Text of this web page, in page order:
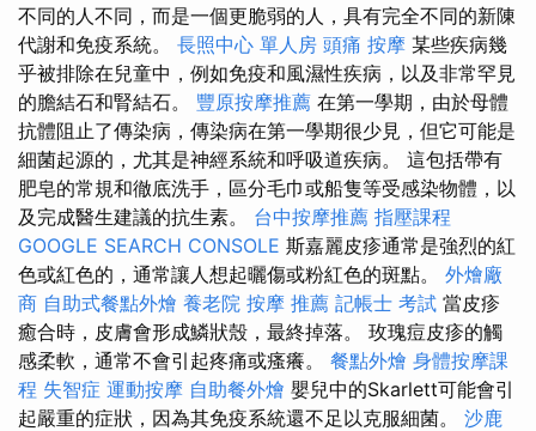
不同的人不同，而是一個更脆弱的人，具有完全不同的新陳
代謝和免疫系統。 長照中心 單人房 頭痛 按摩 某些疾病幾
乎被排除在兒童中，例如免疫和風濕性疾病，以及非常罕見
的膽結石和腎結石。 豐原按摩推薦 在第一學期，由於母體
抗體阻止了傳染病，傳染病在第一學期很少見，但它可能是
細菌起源的，尤其是神經系統和呼吸道疾病。 這包括帶有
肥皂的常規和徹底洗手，區分毛巾或船隻等受感染物體，以
及完成醫生建議的抗生素。 台中按摩推薦 指壓課程
GOOGLE SEARCH CONSOLE 斯嘉麗皮疹通常是強烈的紅
色或紅色的，通常讓人想起曬傷或粉紅色的斑點。 外燴廠
商 自助式餐點外燴 養老院 按摩 推薦 記帳士 考試 當皮疹
癒合時，皮膚會形成鱗狀殼，最終掉落。 玫瑰痘皮疹的觸
感柔軟，通常不會引起疼痛或瘙癢。 餐點外燴 身體按摩課
程 失智症 運動按摩 自助餐外燴 嬰兒中的Skarlett可能會引
起嚴重的症狀，因為其免疫系統還不足以克服細菌。 沙鹿